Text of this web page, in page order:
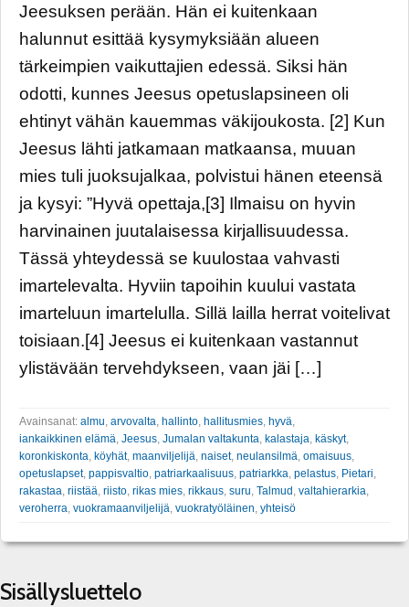
Jeesuksen perään. Hän ei kuitenkaan
halunnut esittää kysymyksiään alueen
tärkeimpien vaikuttajien edessä. Siksi hän
odotti, kunnes Jeesus opetuslapsineen oli
ehtinyt vähän kauemmas väkijoukosta. [2] Kun
Jeesus lähti jatkamaan matkaansa, muuan
mies tuli juoksujalkaa, polvistui hänen eteensä
ja kysyi: ”Hyvä opettaja,[3] Ilmaisu on hyvin
harvinainen juutalaisessa kirjallisuudessa.
Tässä yhteydessä se kuulostaa vahvasti
imartelevalta. Hyviin tapoihin kuului vastata
imarteluun imartelulla. Sillä lailla herrat voitelivat
toisiaan.[4] Jeesus ei kuitenkaan vastannut
ylistävään tervehdykseen, vaan jäi […]
Avainsanat: almu, arvovalta, hallinto, hallitusmies, hyvä,
iankaikkinen elämä, Jeesus, Jumalan valtakunta, kalastaja, käskyt,
koronkiskonta, köyhät, maanviljelijä, naiset, neulansilmä, omaisuus,
opetuslapset, pappisvaltio, patriarkaalisuus, patriarkka, pelastus, Pietari,
rakastaa, riistää, riisto, rikas mies, rikkaus, suru, Talmud , valtahierarkia,
veroherra, vuokramaanviljelijä, vuokratyöläinen, yhteisö
Sisällysluettelo